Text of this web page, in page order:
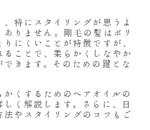
特にスタイリングが思うよ
ありません。剛毛の髪はボリ
にくいことが特徴ですが、
ことで、柔らかくしなやか
きます。そのための鍵とな
かくするためのヘアオイルの
く解説します。さらに、日
やスタイリングのコツもご